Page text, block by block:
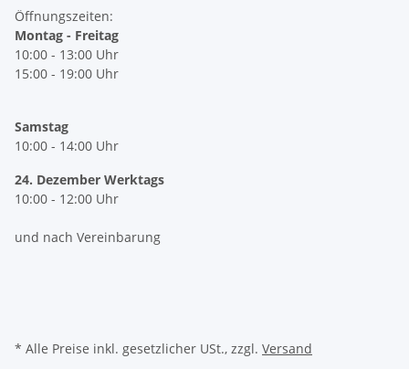
Öffnungszeiten:
Montag - Freitag
10:00 - 13:00 Uhr
15:00 - 19:00 Uhr
Samstag
10:00 - 14:00 Uhr
24. Dezember Werktags
10:00 - 12:00 Uhr
und nach Vereinbarung
* Alle Preise inkl. gesetzlicher USt., zzgl. Versand